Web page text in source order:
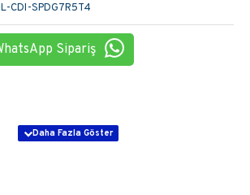
CDI-SPDG7R5T4
Sipariş